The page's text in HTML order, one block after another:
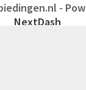
-
NextDash